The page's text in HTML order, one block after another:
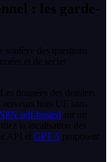
: les garde-
soulève des questions
et de secret
Les données des dossiers
hors UE sans
self-hosted sur un
la localisation des
API et GPT-5 proposent